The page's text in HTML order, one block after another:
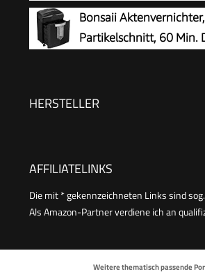
Dokumente, CDs und
Auffangbehälter, Schwarz
Bonsaii
Partikelschnitt, 60 Min.
HERSTELLER
AFFILIATELINKS
Die mit * gekennzeichneten Links sind
Als Amazon-Partner verdiene ich an
Weitere thematisch passende